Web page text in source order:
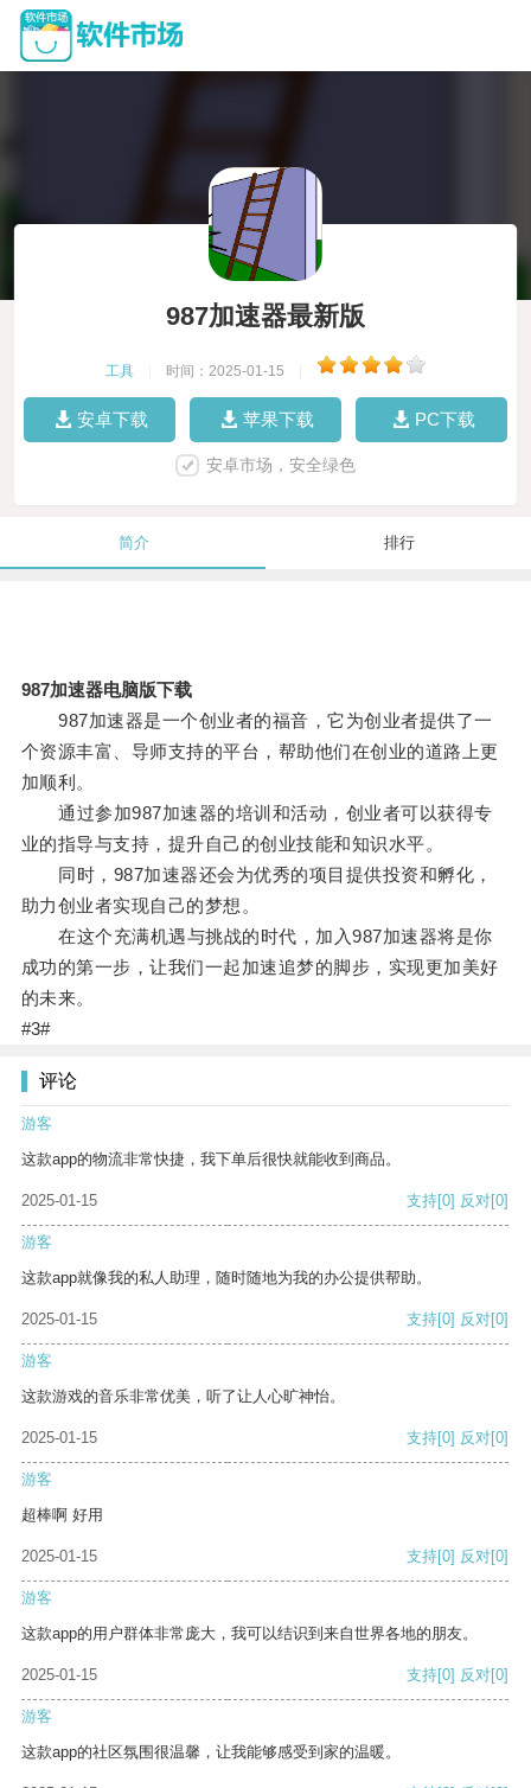
987加速器最新版
工具 时间：2025-01-15
安卓下载 苹果下载 PC下载
安卓市场，安全绿色
简介 排行
987加速器电脑版下载
987加速器是一个创业者的福音，它为创业者提供了一
个资源丰富、导师支持的平台，帮助他们在创业的道路上更
加顺利。
通过参加987加速器的培训和活动，创业者可以获得专
业的指导与支持，提升自己的创业技能和知识水平。
同时，987加速器还会为优秀的项目提供投资和孵化，
助力创业者实现自己的梦想。
在这个充满机遇与挑战的时代，加入987加速器将是你
成功的第一步，让我们一起加速追梦的脚步，实现更加美好
的未来。
#3#
评论
游客
这款app的物流非常快捷，我下单后很快就能收到商品。
2025-01-15 支持[0] 反对[0]
游客
这款app就像我的私人助理，随时随地为我的办公提供帮助。
2025-01-15 支持[0] 反对[0]
游客
这款游戏的音乐非常优美，听了让人心旷神怡。
2025-01-15 支持[0] 反对[0]
游客
超棒啊 好用
2025-01-15 支持[0] 反对[0]
游客
这款app的用户群体非常庞大，我可以结识到来自世界各地的朋友。
2025-01-15 支持[0] 反对[0]
游客
这款app的社区氛围很温馨，让我能够感受到家的温暖。